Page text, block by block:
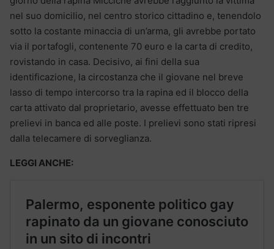
nel suo domicilio, nel centro storico cittadino e, tenendolo
sotto la costante minaccia di un’arma, gli avrebbe portato
via il portafogli, contenente 70 euro e la carta di credito,
rovistando in casa. Decisivo, ai fini della sua
identificazione, la circostanza che il giovane nel breve
lasso di tempo intercorso tra la rapina ed il blocco della
carta attivato dal proprietario, avesse effettuato ben tre
prelievi in banca ed alle poste. I prelievi sono stati ripresi
dalla telecamere di sorveglianza.
LEGGI ANCHE: